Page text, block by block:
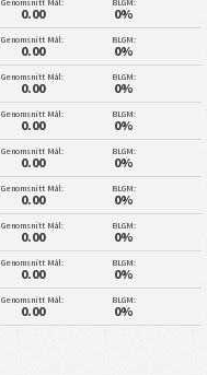
0.00 0%
Genomsnitt Mål:
0.00
BLGM:
0%
Genomsnitt Mål:
0.00
BLGM:
0%
Genomsnitt Mål:
0.00
BLGM:
0%
Genomsnitt Mål:
0.00
BLGM:
0%
Genomsnitt Mål:
0.00
BLGM:
0%
Genomsnitt Mål:
0.00
BLGM:
0%
Genomsnitt Mål:
0.00
BLGM:
0%
Genomsnitt Mål:
0.00
BLGM:
0%